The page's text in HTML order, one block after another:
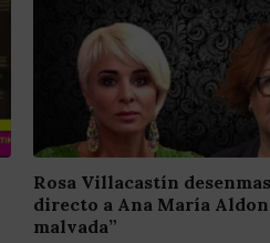
Rosa Villacastín
directo a Ana María
malvada”